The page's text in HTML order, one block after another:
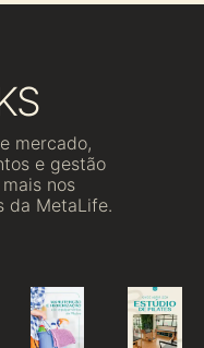
mercado,
e gestão
nos
da MetaLife.